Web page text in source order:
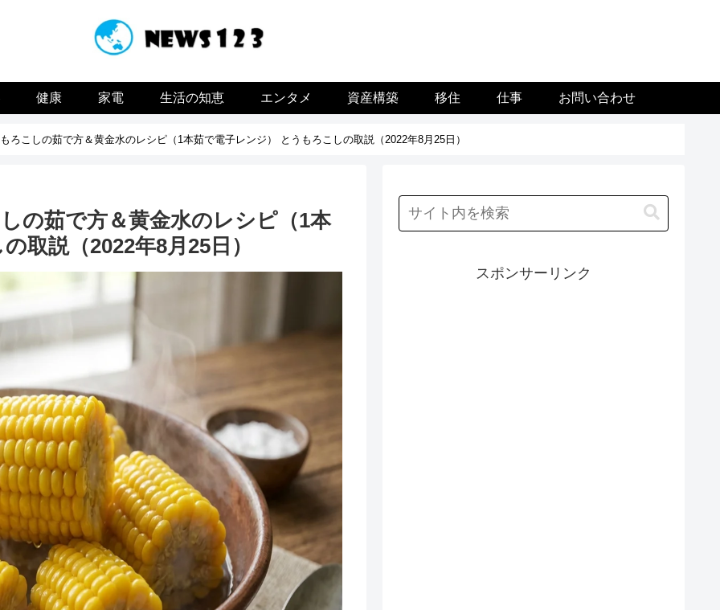
健康 家電 生活の知恵 エンタメ 資産構築 移住 仕事 お問い合わせ
ろこしの茹で方＆黄金水のレシピ（1本茹で電子レンジ） とうもろこしの取説（2022年8月25日）
の茹で方＆黄金水のレシピ（1本
取説（2022年8月25日）
スポンサーリンク